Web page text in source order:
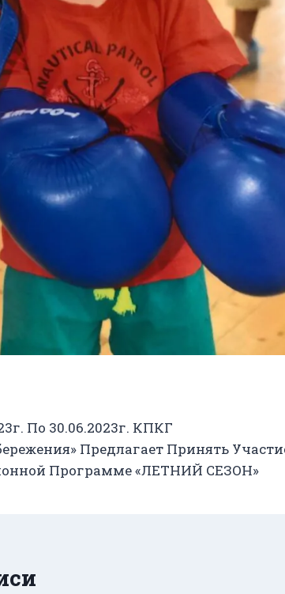
По 30.06.2023г. КПКГ
Предлагает Принять
Программе «ЛЕТНИЙ СЕЗОН»